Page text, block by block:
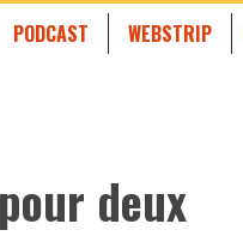
PODCAST WEBSTRIP
deux